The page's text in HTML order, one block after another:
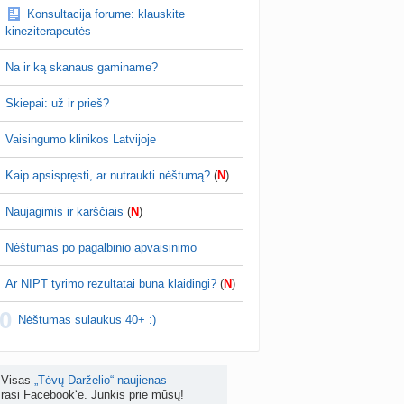
TD asistentė
klausimai apie cezario pjūvį (+2)
Veronika99 prieš 5 d.
brendimas (3)
testuotojos! (bendra tema)
Karlitele prieš 5 d.
drabuziai (2)
ribos (11)
danguolyte prieš 5 d.
Gelis „Anaftin® Baby“ dygstant dantukams (atsiliepimai) (4)
Planuojančios 2027 m. mažylius 💛
ziuret ir normas, skirtingos laboratorijos
Konsultacija forume: klauskite
kineziterapeutės
Na ir ką skanaus gaminame?
Skiepai: už ir prieš?
Vaisingumo klinikos Latvijoje
Kaip apsispręsti, ar nutraukti nėštumą? (N)
Naujagimis ir karščiais (N)
Nėštumas po pagalbinio apvaisinimo
Ar NIPT tyrimo rezultatai būna klaidingi? (N)
Nėštumas sulaukus 40+ :)
Visas „Tėvų Darželio“ naujienas
rasi Facebook‘e. Junkis prie mūsų!